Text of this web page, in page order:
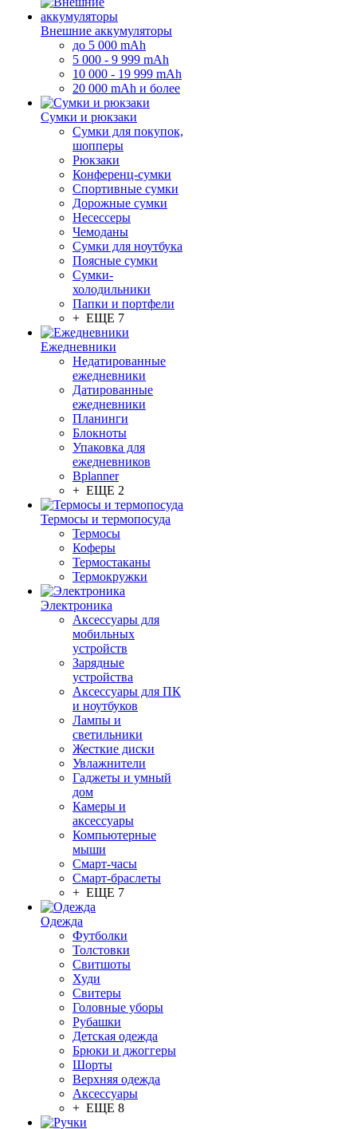
Внешние аккумуляторы
до 5 000 mAh
5 000 - 9 999 mAh
10 000 - 19 999 mAh
20 000 mAh и более
Сумки и рюкзаки
Сумки для покупок,
шопперы
Рюкзаки
Конференц-сумки
Спортивные сумки
Дорожные сумки
Несессеры
Чемоданы
Сумки для ноутбука
Поясные сумки
Сумки-
холодильники
Папки и портфели
+ ЕЩЕ 7
Ежедневники
Недатированные
ежедневники
Датированные
ежедневники
Планинги
Блокноты
Упаковка для
ежедневников
Bplanner
+ ЕЩЕ 2
Термосы и термопосуда
Термосы
Коферы
Термостаканы
Термокружки
Электроника
Аксессуары для
мобильных
устройств
Зарядные
устройства
Аксессуары для ПК
и ноутбуков
Лампы и
светильники
Жесткие диски
Увлажнители
Гаджеты и умный
дом
Камеры и
аксессуары
Компьютерные
мыши
Смарт-часы
Смарт-браслеты
+ ЕЩЕ 7
Одежда
Футболки
Толстовки
Свитшоты
Худи
Свитеры
Головные уборы
Рубашки
Детская одежда
Брюки и джоггеры
Шорты
Верхняя одежда
Аксессуары
+ ЕЩЕ 8